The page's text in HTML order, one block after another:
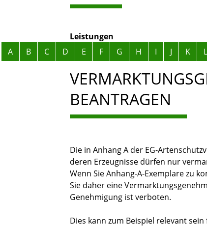
Leistungen
Alphabetisches Register überspringen
A B C D E F G H I J K L
BEANTRAGEN
Die in Anhang A der EG-
deren Erzeugnisse dürfen nur
Wenn Sie Anhang-A-Exemplare zu
Sie daher eine
Genehmigung ist verboten.
Dies kann zum Beispiel relevant sein